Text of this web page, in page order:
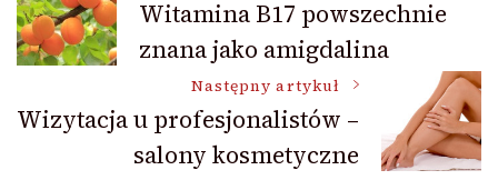
wpisu
Witamina B17 powszechnie
znana jako amigdalina
Następny artykuł
Wizytacja u profesjonalistów –
salony kosmetyczne